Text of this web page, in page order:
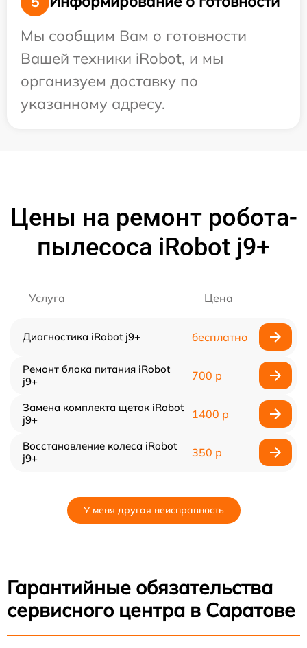
Мы сообщим Вам о готовности
Вашей техники iRobot, и мы
организуем доставку по
указанному адресу.
Цены на ремонт робота-
пылесоса iRobot j9+
Услуга Цена
Диагностика iRobot j9+ бесплатно
Ремонт блока питания iRobot
j9+
700 р
Замена комплекта щеток iRobot
j9+
1400 р
Восстановление колеса iRobot
j9+
350 р
У меня другая неисправность
Гарантийные обязательства
сервисного центра в Саратове